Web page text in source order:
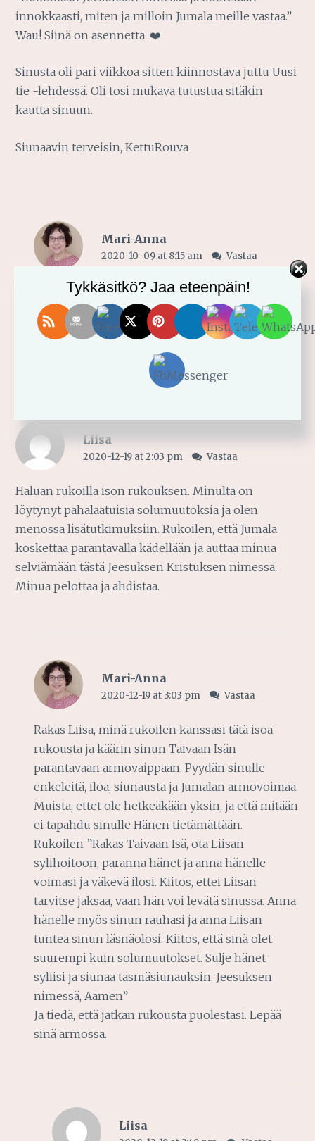
innokkaasti, miten ja milloin Jumala meille vastaa.”
Wau! Siinä on asennetta. ❤️
Sinusta oli pari viikkoa sitten kiinnostava juttu Uusi
tie -lehdessä. Oli tosi mukava tutustua sitäkin
kautta sinuun.
Siunaavin terveisin, KettuRouva
Mari-Anna
2020-10-09 at 8:15 am Vastaa
Rakas Ketturouva, kiitos lämpimistä ja
rohkaisevista sanoistasi. Kiva, kun tykkäsit
jutusta, täytyypä muistaa laittaa siitä linkki tänne
Liisa
2020-12-19 at 2:03 pm Vastaa
Haluan rukoilla ison rukouksen. Minulta on
löytynyt pahalaatuisia solumuutoksia ja olen
menossa lisätutkimuksiin. Rukoilen, että Jumala
koskettaa parantavalla kädellään ja auttaa minua
selviämään tästä Jeesuksen Kristuksen nimessä.
Minua pelottaa ja ahdistaa.
Mari-Anna
2020-12-19 at 3:03 pm Vastaa
Rakas Liisa, minä rukoilen kanssasi tätä isoa
rukousta ja käärin sinun Taivaan Isän
parantavaan armovaippaan. Pyydän sinulle
enkeleitä, iloa, siunausta ja Jumalan armovoimaa.
Muista, ettet ole hetkeäkään yksin, ja että mitään
ei tapahdu sinulle Hänen tietämättään.
Rukoilen ”Rakas Taivaan Isä, ota Liisan
sylihoitoon, paranna hänet ja anna hänelle
voimasi ja väkevä ilosi. Kiitos, ettei Liisan
tarvitse jaksaa, vaan hän voi levätä sinussa. Anna
hänelle myös sinun rauhasi ja anna Liisan
tuntea sinun läsnäolosi. Kiitos, että sinä olet
suurempi kuin solumuutokset. Sulje hänet
syliisi ja siunaa täsmäsiunauksin. Jeesuksen
nimessä, Aamen”
Ja tiedä, että jatkan rukousta puolestasi. Lepää
sinä armossa.
Liisa
Tykkäsitkö? Jaa eteenpäin!